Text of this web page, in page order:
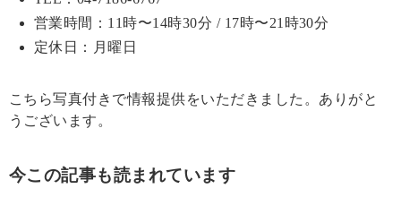
営業時間：11時〜14時30分 / 17時〜21時30分
定休日：月曜日
こちら写真付きで情報提供をいただきました。ありがと
うございます。
今この記事も読まれています